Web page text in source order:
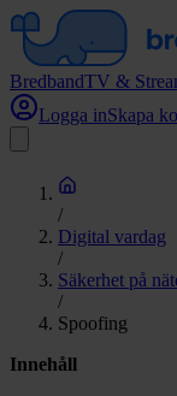
BredbandTV &
Logga inSkapa
/
Digital vardag
/
Säkerhet på
/
Spoofing
Innehåll